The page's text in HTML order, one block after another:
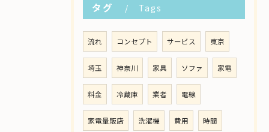
タグ Tags
流れ コンセプト サービス 東京
埼玉 神奈川 家具 ソファ 家電
料金 冷蔵庫 業者 電線
家電量販店 洗濯機 費用 時間